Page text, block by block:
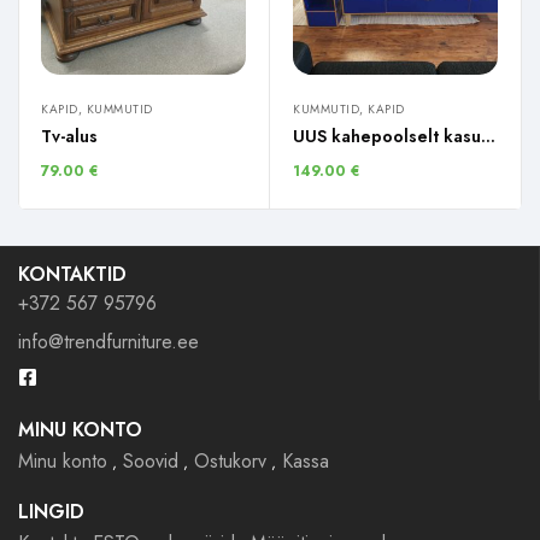
KAPID, KUMMUTID
Tv-alus
79.00 €
KUMMUTID, KAPID
UUS kahepoolselt kasutatav laud + riiul
149.00 €
KONTAKTID
+372 567 95796
info@trendfurniture.ee
MINU KONTO
Minu konto
Soovid Ostukorv
Kassa
LINGID